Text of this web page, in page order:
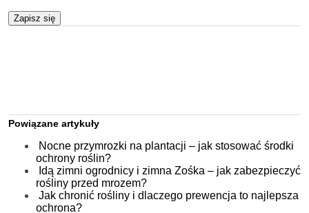
Zapisz się
Powiązane artykuły
Nocne przymrozki na plantacji – jak stosować środki
ochrony roślin?
Idą zimni ogrodnicy i zimna Zośka – jak zabezpieczyć
rośliny przed mrozem?
Jak chronić rośliny i dlaczego prewencja to najlepsza
ochrona?